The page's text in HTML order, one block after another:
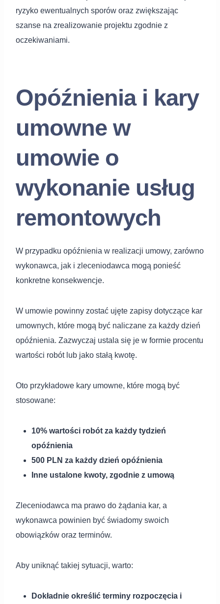
ryzyko ewentualnych sporów oraz zwiększając
szanse na zrealizowanie projektu zgodnie z
oczekiwaniami.
Opóźnienia i kary
umowne w
umowie o
wykonanie usług
remontowych
W przypadku opóźnienia w realizacji umowy, zarówno
wykonawca, jak i zleceniodawca mogą ponieść
konkretne konsekwencje.
W umowie powinny zostać ujęte zapisy dotyczące kar
umownych, które mogą być naliczane za każdy dzień
opóźnienia. Zazwyczaj ustala się je w formie procentu
wartości robót lub jako stałą kwotę.
Oto przykładowe kary umowne, które mogą być
stosowane:
10% wartości robót za każdy tydzień
opóźnienia
500 PLN za każdy dzień opóźnienia
Inne ustalone kwoty, zgodnie z umową
Zleceniodawca ma prawo do żądania kar, a
wykonawca powinien być świadomy swoich
obowiązków oraz terminów.
Aby uniknąć takiej sytuacji, warto:
Dokładnie określić terminy rozpoczęcia i